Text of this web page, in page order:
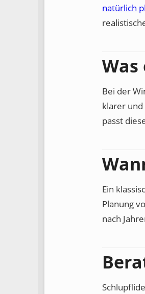
natürlich
Bei der
klarer
passt
Ein
Planung
nach